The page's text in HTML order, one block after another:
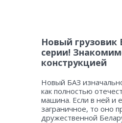
Новый грузовик
серии!
конструкцией
Новый БАЗ
как полностью
машина. Если в ней и
заграничное, то оно
дружественной